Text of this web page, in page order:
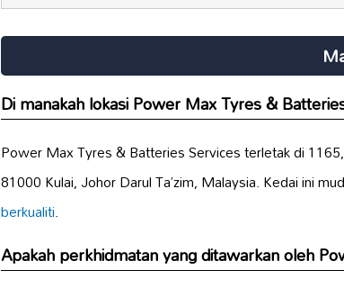
Di manakah lokasi Power Max Tyres &
Power Max Tyres & Batteries Services terletak di
81000 Kulai, Johor Darul Ta’zim, Malaysia. Kedai ini
berkualiti.
Apakah perkhidmatan yang ditawarkan oleh